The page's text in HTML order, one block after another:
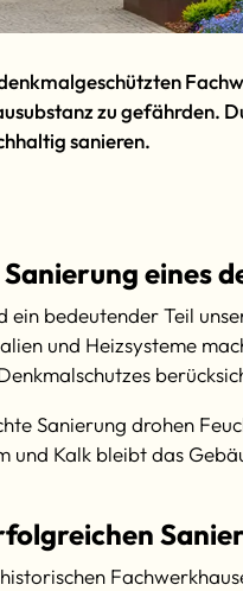
zu gefährden.
sanieren.
eines
ein bedeutender Teil
und Heizsysteme
Sanierung drohen
und Kalk bleibt das